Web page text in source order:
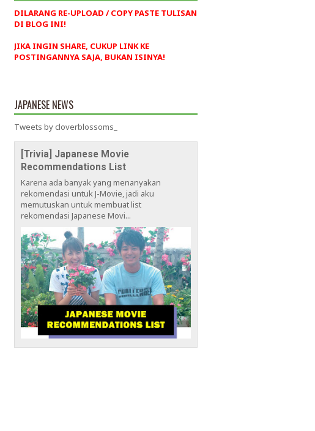
DILARANG RE-UPLOAD / COPY PASTE TULISAN
DI BLOG INI!
JIKA INGIN SHARE, CUKUP LINK KE
POSTINGANNYA SAJA, BUKAN ISINYA!
JAPANESE NEWS
Tweets by cloverblossoms_
[Trivia] Japanese Movie
Recommendations List
Karena ada banyak yang menanyakan
rekomendasi untuk J-Movie, jadi aku
memutuskan untuk membuat list
rekomendasi Japanese Movi...